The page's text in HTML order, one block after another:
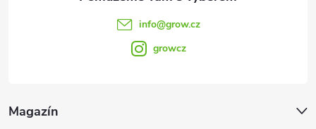
Magazín
info@grow.cz
growcz